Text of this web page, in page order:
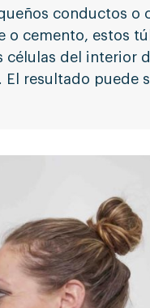
conductos o
o cemento, estos
células del interior
resultado puede